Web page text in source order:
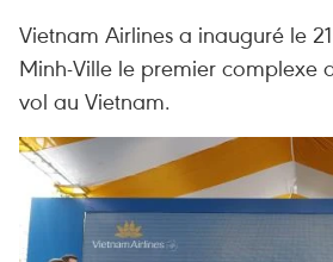
Vietnam Airlines a inauguré le
Minh-Ville le premier complexe
vol au Vietnam.